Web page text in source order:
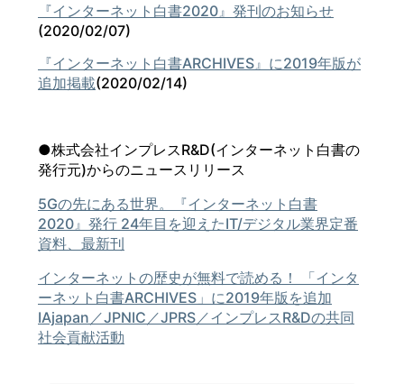
『インターネット白書2020』発刊のお知らせ
(2020/02/07)
『インターネット白書ARCHIVES』に2019年版が
追加掲載(2020/02/14)
●株式会社インプレスR&D(インターネット白書の
発行元)からのニュースリリース
5Gの先にある世界。『インターネット白書
2020』発行 24年目を迎えたIT/デジタル業界定番
資料、最新刊
インターネットの歴史が無料で読める！ 「インタ
ーネット白書ARCHIVES」に2019年版を追加
IAjapan／JPNIC／JPRS／インプレスR&Dの共同
社会貢献活動